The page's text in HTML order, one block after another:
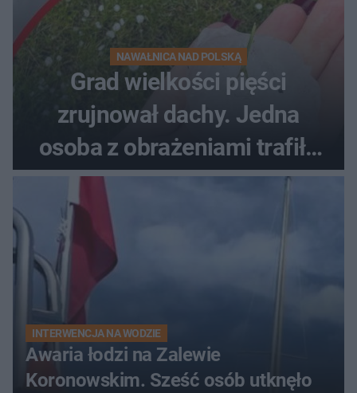
NAWAŁNICA NAD POLSKĄ
Grad wielkości pięści
zrujnował dachy. Jedna
osoba z obrażeniami trafiła
do szpitala
INTERWENCJA NA WODZIE
Awaria łodzi na Zalewie
Koronowskim. Sześć osób utknęło